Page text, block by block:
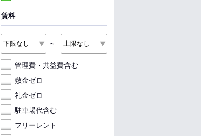
賃料
～
管理費・共益費含む
敷金ゼロ
礼金ゼロ
駐車場代含む
フリーレント